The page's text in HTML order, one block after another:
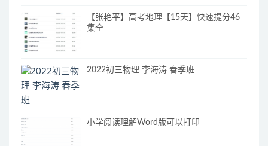
【张艳平】高考地理【15天】快速提分46
集全
2022初三物理 李海涛 春季班
小学阅读理解Word版可以打印